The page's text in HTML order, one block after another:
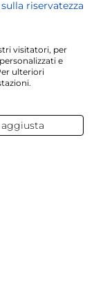
riservatezza
visitatori, per
e
ulteriori
aggiusta